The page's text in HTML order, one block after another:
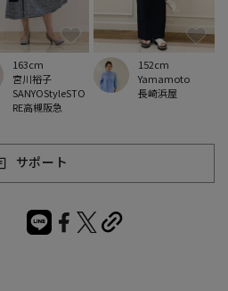
SANYOStyleSTO
RE高槻阪急
宮川裕子
163cm
長崎浜屋
Yamamoto
152cm
サポート